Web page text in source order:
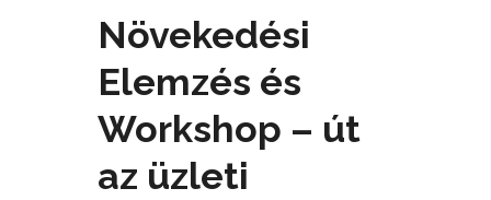
Növekedési
Elemzés és
Workshop – út
az üzleti